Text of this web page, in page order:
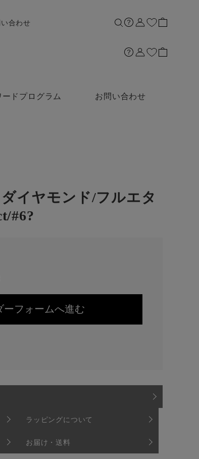
ードプログラム お問い合わせ
合わせ
イヤモンド/フルエタ
#6?
ーフォームへ進む
ラッピングについて
お届け・送料